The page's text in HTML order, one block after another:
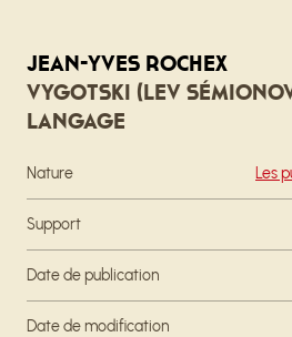
Jean-Yves Rochex
Vygotski (Lev
langage
Nature Les
Support
Date de publication
Date de modification